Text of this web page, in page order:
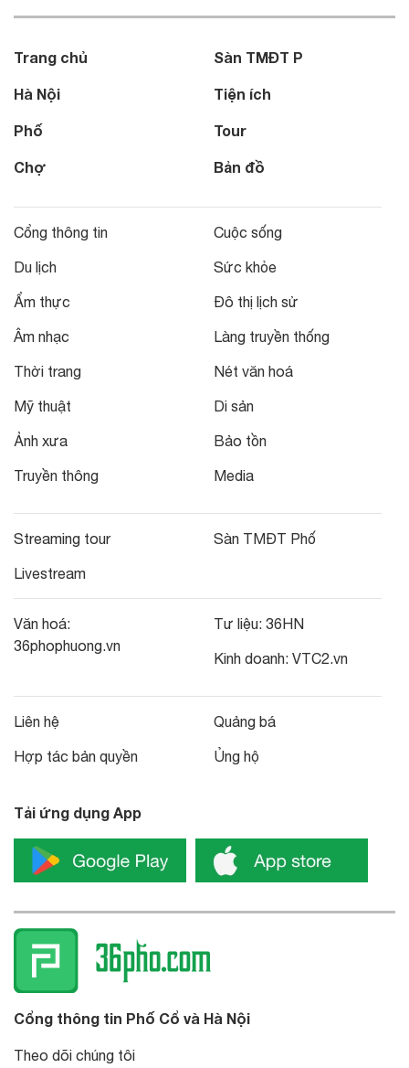
Trang chủ
Hà Nội
Phố
Chợ
Sàn TMĐT P
Tiện ích
Tour
Bản đồ
Cổng thông tin
Du lịch
Ẩm thực
Âm nhạc
Thời trang
Mỹ thuật
Ảnh xưa
Truyền thông
Cuộc sống
Sức khỏe
Đô thị lịch sử
Làng truyền thống
Nét văn hoá
Di sản
Bảo tồn
Media
Streaming tour
Livestream
Sàn TMĐT Phố
Văn hoá:
36phophuong.vn
Tư liệu: 36HN
Kinh doanh: VTC2.vn
Liên hệ
Hợp tác bản quyền
Quảng bá
Ủng hộ
Tải ứng dụng App
Cổng thông tin Phố Cổ và Hà Nội
Theo dõi chúng tôi